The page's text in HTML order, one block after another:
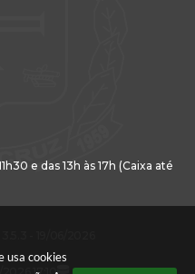
usa cookies
e das 13h às 17h (Caixa até